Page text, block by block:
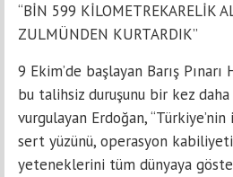
“BİN 599 KİLOMETREKARELİK
ZULMÜNDEN KURTARDIK”
9 Ekim’de başlayan Barış
bu talihsiz duruşunu bir kez
vurgulayan Erdoğan,
sert yüzünü, operasyon
yeteneklerini tüm dünyaya